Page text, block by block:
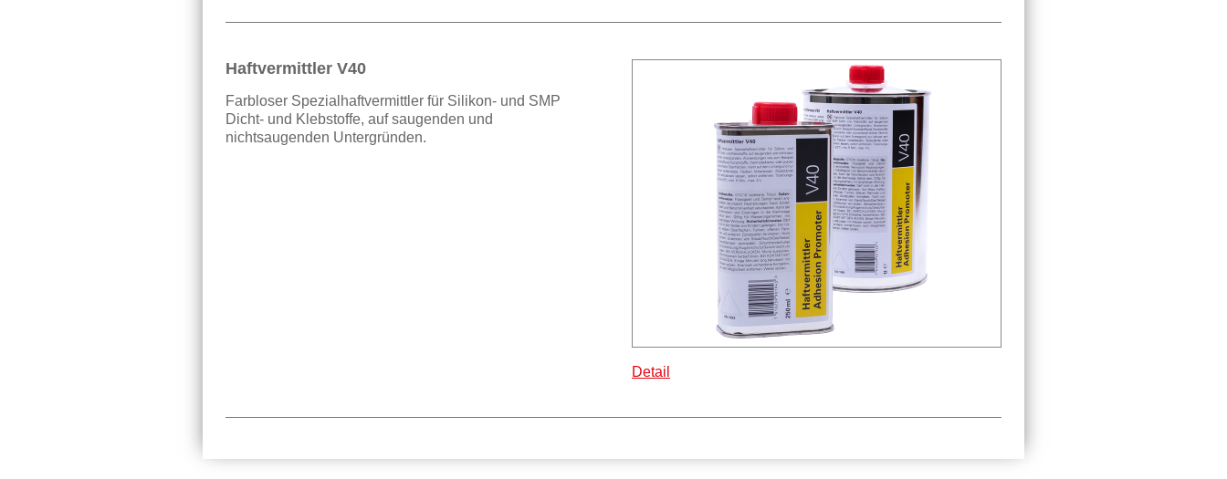
Haftvermittler V40
Farbloser Spezialhaftvermittler für Silikon- und SMP
Dicht- und Klebstoffe, auf saugenden und
nichtsaugenden Untergründen.
Detail